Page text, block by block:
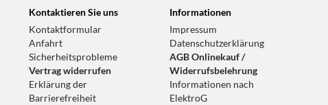
Kontaktieren Sie uns
Kontaktformular
Anfahrt
Sicherheitsprobleme
Vertrag widerrufen
Erklärung der
Barrierefreiheit
Informationen
Impressum
Datenschutzerklärung
AGB Onlinekauf /
Widerrufsbelehrung
Informationen nach
ElektroG